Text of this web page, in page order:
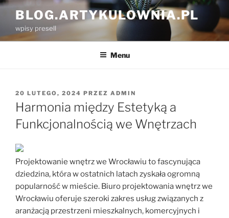
Przejdź
treści
BLOG.ARTYKULOWNIA.PL
wpisy presell
Menu
OPUBLIKOWANE
W
20 LUTEGO, 2024 PRZEZ ADMIN
Harmonia między Estetyką a
Funkcjonalnością we Wnętrzach
Projektowanie wnętrz we Wrocławiu to fascynująca
dziedzina, która w ostatnich latach zyskała ogromną
popularność w mieście. Biuro projektowania wnętrz we
Wrocławiu oferuje szeroki zakres usług związanych z
aranżacją przestrzeni mieszkalnych, komercyjnych i